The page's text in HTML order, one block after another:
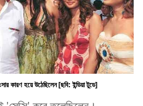
কারণ হয়ে উঠেছিলেন [ছবি: ইন্ডিয়া টুডে]